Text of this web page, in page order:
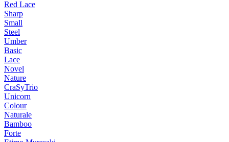
Red Lace
Sharp
Small
Steel
Umber
Basic
Lace
Novel
Nature
CraSyTrio
Unicorn
Colour
Naturale
Bamboo
Forte